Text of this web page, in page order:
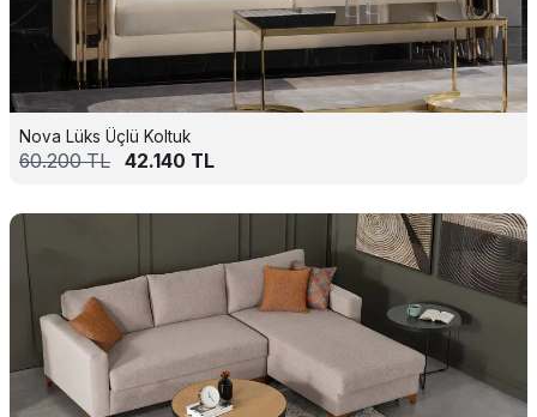
Nova Lüks Üçlü Koltuk
60.200TL 42.140 TL